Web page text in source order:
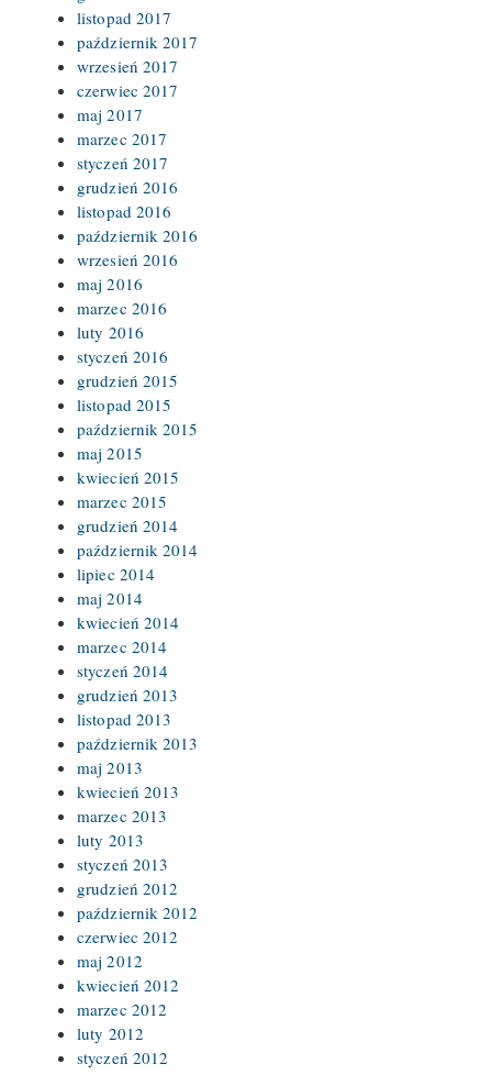
listopad 2017
październik 2017
wrzesień 2017
czerwiec 2017
maj 2017
marzec 2017
styczeń 2017
grudzień 2016
listopad 2016
październik 2016
wrzesień 2016
maj 2016
marzec 2016
luty 2016
styczeń 2016
grudzień 2015
listopad 2015
październik 2015
maj 2015
kwiecień 2015
marzec 2015
grudzień 2014
październik 2014
lipiec 2014
maj 2014
kwiecień 2014
marzec 2014
styczeń 2014
grudzień 2013
listopad 2013
październik 2013
maj 2013
kwiecień 2013
marzec 2013
luty 2013
styczeń 2013
grudzień 2012
październik 2012
czerwiec 2012
maj 2012
kwiecień 2012
marzec 2012
luty 2012
styczeń 2012